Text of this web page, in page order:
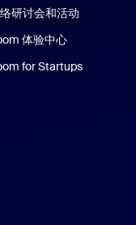
研讨会和活动
体验中心Zoom 体验
for StartupsZoom for